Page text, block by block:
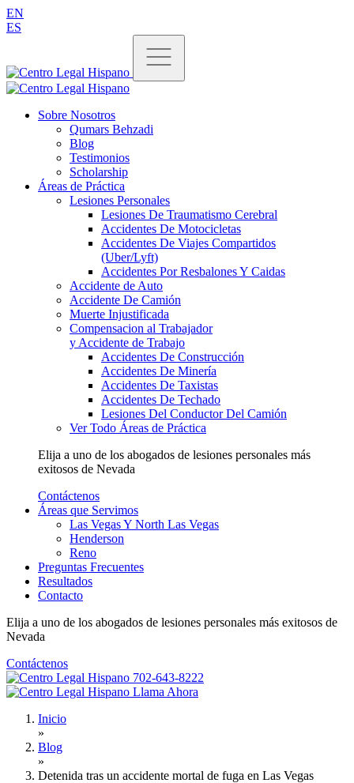
EN
ES
Sobre Nosotros
Qumars Behzadi
Blog
Testimonios
Scholarship
Áreas de Práctica
Lesiones Personales
Lesiones De Traumatismo Cerebral
Accidentes De Motocicletas
Accidentes De Viajes Compartidos
(Uber/Lyft)
Accidentes Por Resbalones Y Caidas
Accidente de Auto
Accidente De Camión
Muerte Injustificada
Compensacion al Trabajador
y Accidente de Trabajo
Accidentes De Construcción
Accidentes De Minería
Accidentes De Taxistas
Accidentes De Techado
Lesiones Del Conductor Del Camión
Ver Todo Áreas de Práctica
Elija a uno de los abogados de lesiones personales más
exitosos de Nevada
Contáctenos
Áreas que Servimos
Las Vegas Y North Las Vegas
Henderson
Reno
Preguntas Frecuentes
Resultados
Contacto
Elija a uno de los abogados de lesiones personales más exitosos de
Nevada
Contáctenos
702-643-8222
Llama Ahora
Inicio
»
Blog
»
Detenida tras un accidente mortal de fuga en Las Vegas